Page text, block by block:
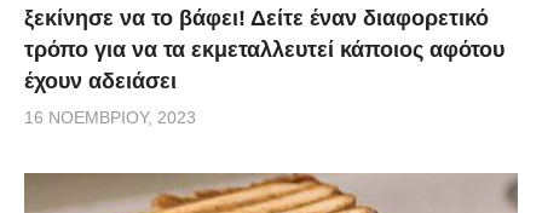
ξεκίνησε να το βάφει! Δείτε έναν διαφορετικό
τρόπο για να τα εκμεταλλευτεί κάποιος αφότου
έχουν αδειάσει
16 ΝΟΕΜΒΡΊΟΥ, 2023